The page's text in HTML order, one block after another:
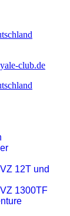
club.de
12T und
1300TF